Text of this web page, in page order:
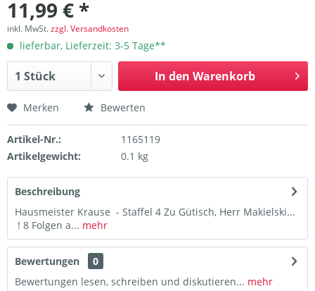
11,99 € *
inkl. MwSt.zzgl. Versandkosten
lieferbar, Lieferzeit: 3-5 Tage**
In den Warenkorb
Merken Bewerten
Artikel-Nr.:
1165119
Artikelgewicht:
0.1 kg
Beschreibung
Hausmeister Krause - Staffel 4 Zu Gütisch, Herr Makielski...
! 8 Folgen a... mehr
Bewertungen
0
Bewertungen lesen, schreiben und diskutieren... mehr